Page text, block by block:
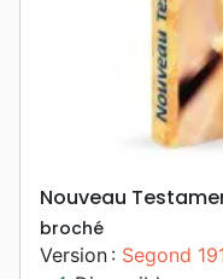
Nouveau
broché
Version : Segond